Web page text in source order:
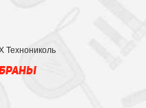
Технониколь